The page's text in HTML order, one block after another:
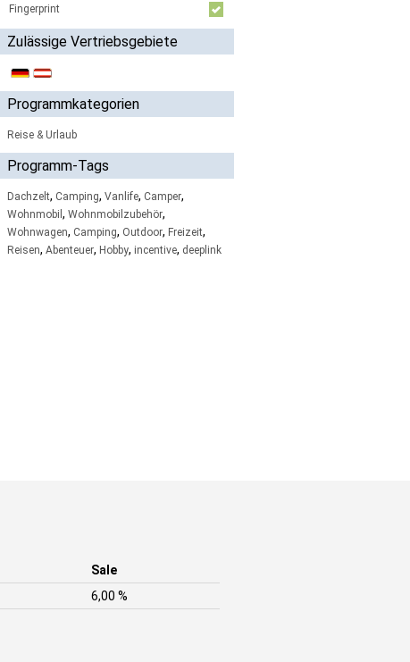
Fingerprint
Zulässige Vertriebsgebiete
Programmkategorien
Reise & Urlaub
Programm-Tags
Dachzelt, Camping, Vanlife, Camper,
Wohnmobil , Wohnmobilzubehör,
Wohnwagen, Camping, Outdoor, Freizeit,
Reisen, Abenteuer, Hobby, incentive, deeplink
Sale
6,00 %